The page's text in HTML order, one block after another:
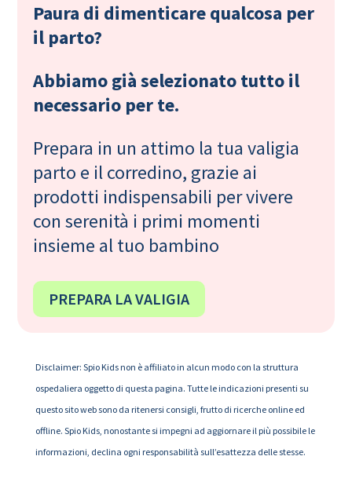
Paura di dimenticare qualcosa per
il parto?
Abbiamo già selezionato tutto il
necessario per te.
Prepara in un attimo la tua valigia
parto e il corredino, grazie ai
prodotti indispensabili per vivere
con serenità i primi momenti
insieme al tuo bambino
PREPARA LA VALIGIA
Disclaimer: Spio Kids non è affiliato in alcun modo con la struttura
ospedaliera oggetto di questa pagina. Tutte le indicazioni presenti su
questo sito web sono da ritenersi consigli, frutto di ricerche online ed
offline. Spio Kids, nonostante si impegni ad aggiornare il più possibile le
informazioni, declina ogni responsabilità sull’esattezza delle stesse.